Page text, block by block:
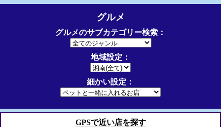
グルメ
グルメのサブカテゴリー検索：
地域設定：
細かい設定：
GPSで近い店を探す